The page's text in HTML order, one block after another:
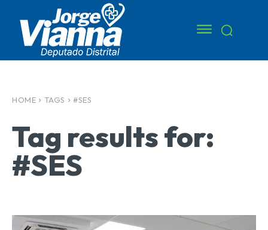
HOME TAGS #SES
Tag results for:
#SES